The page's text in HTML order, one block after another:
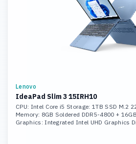
Lenovo
IdeaPad Slim 3 15IRH10
CPU: Intel Core i5 Storage: 1TB SSD M.2
Memory: 8GB Soldered DDR5-4800 +
Graphics: Integrated Intel UHD Graphics